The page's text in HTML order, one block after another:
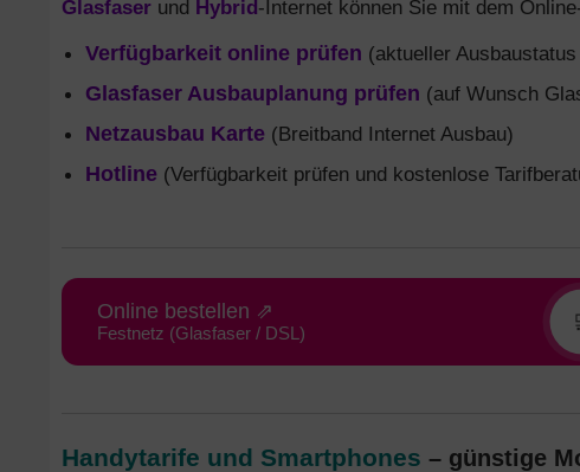
Glasfaser und Hybrid -Internet können Sie mit dem
Verfügbarkeit online prüfen (aktueller
Glasfaser Ausbauplanung prüfen (auf Wunsch
Netzausbau Karte (Breitband Internet Ausbau)
Hotline (Verfügbarkeit prüfen und kostenlose
Online bestellen ⇗
Festnetz (Glasfaser / DSL)
Handytarife und Smartphones – günstige